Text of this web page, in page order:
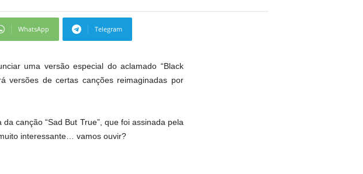
WhatsApp Telegram
uma versão especial do aclamado “Black
versões de certas canções reimaginadas por
canção “Sad But True”, que foi assinada pela
interessante… vamos ouvir?